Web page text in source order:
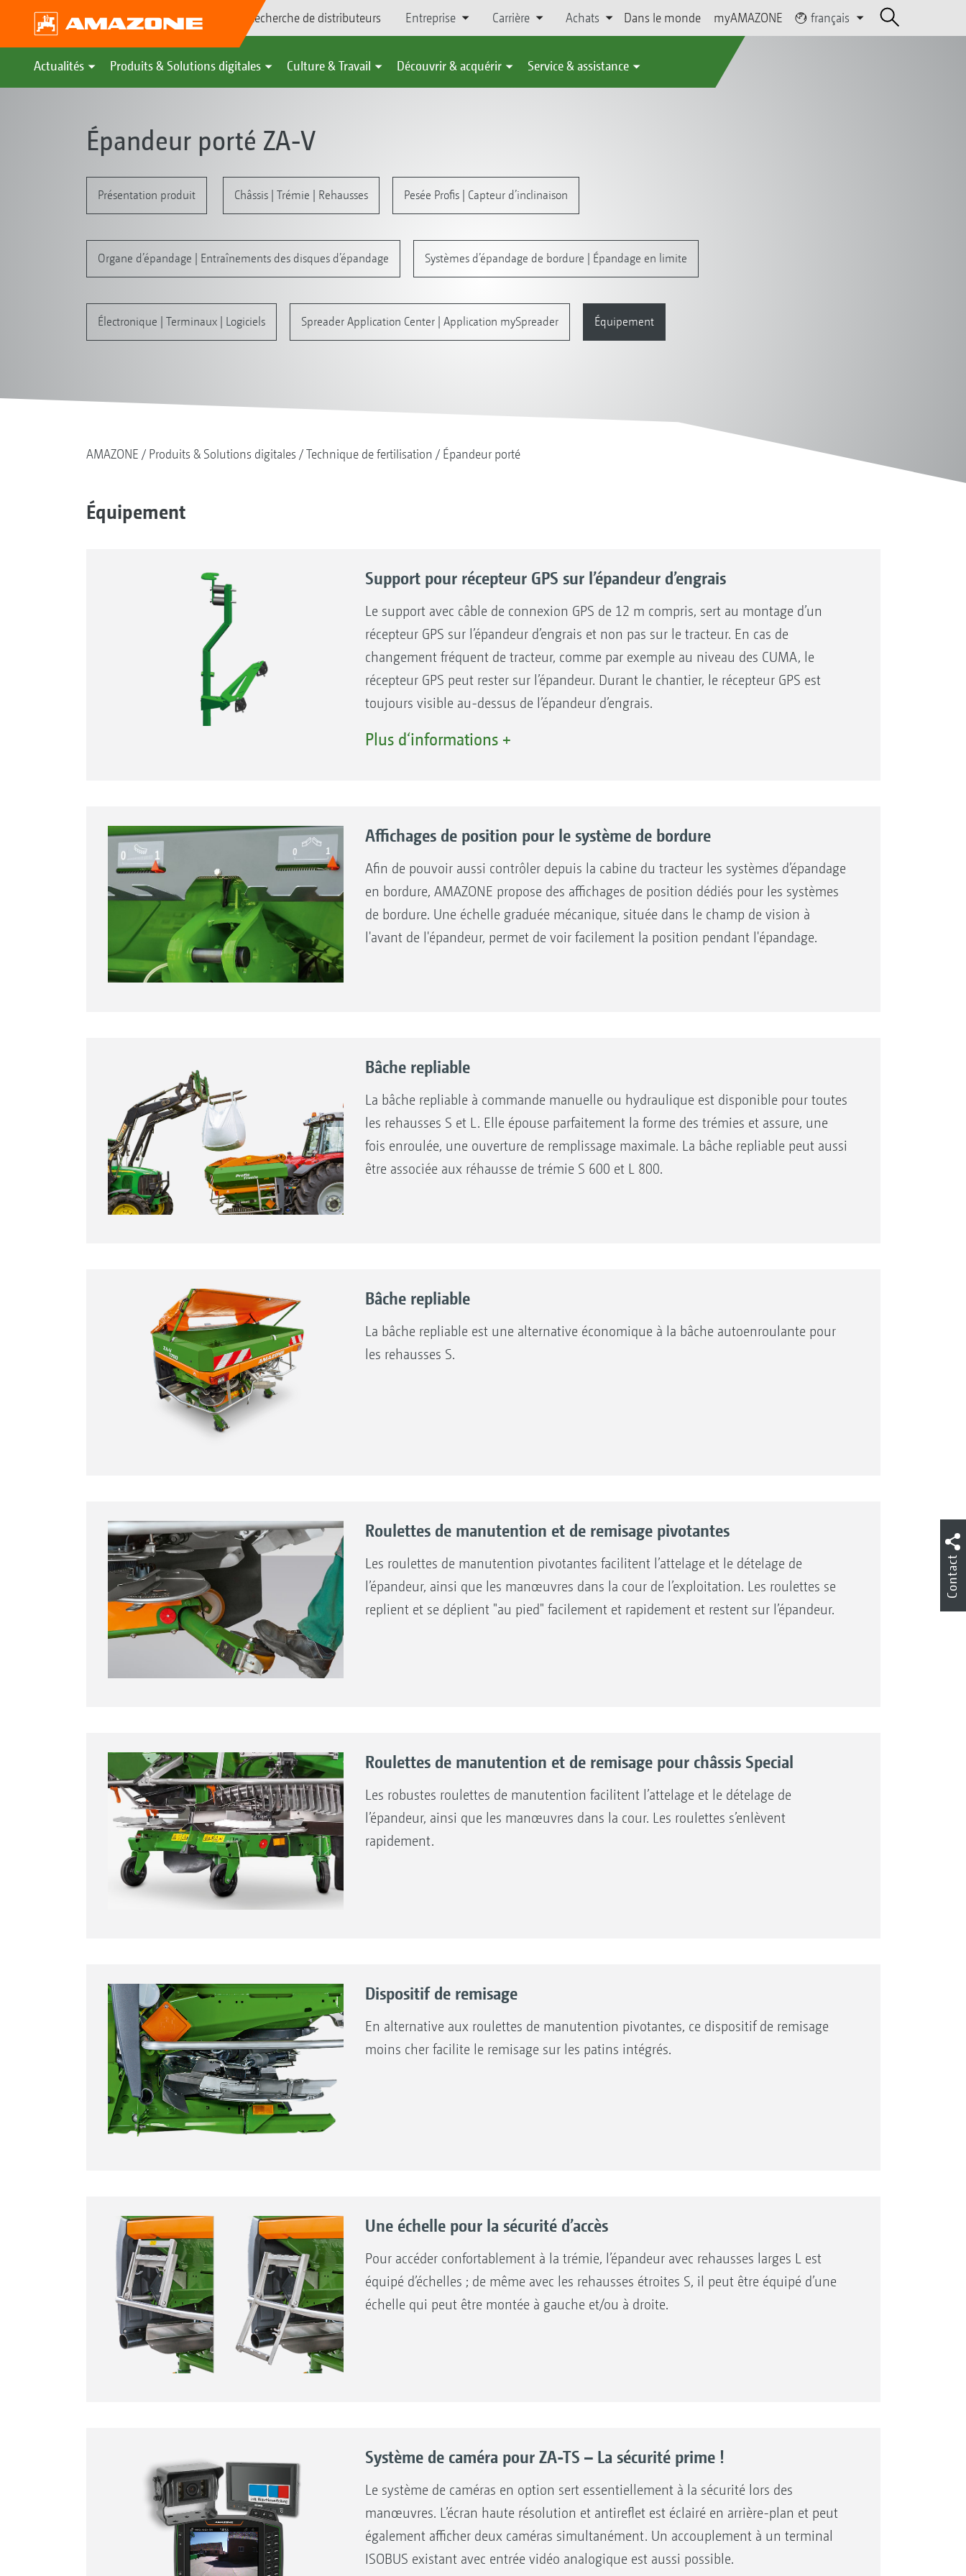
Recherche de distributeurs Entreprise Carrière Achats Dans le monde myAMAZONE français
Actualités Produits & Solutions digitales Culture & Travail Découvrir & acquérir Service & assistance
Épandeur porté ZA-V
Présentation produit Châssis | Trémie | Rehausses Pesée Profis | Capteur d’inclinaison
Organe d’épandage | Entraînements des disques d’épandage Systèmes d’épandage de bordure | Épandage en limite
Électronique | Terminaux | Logiciels Spreader Application Center | Application mySpreader Équipement
AMAZONE Produits & Solutions digitales Technique de fertilisation Épandeur porté
Équipement
Support pour récepteur GPS sur l’épandeur d’engrais
Le support avec câble de connexion GPS de 12 m compris, sert au montage d’un
récepteur GPS sur l’épandeur d’engrais et non pas sur le tracteur. En cas de
changement fréquent de tracteur, comme par exemple au niveau des CUMA, le
récepteur GPS peut rester sur l’épandeur. Durant le chantier, le récepteur GPS est
toujours visible au-dessus de l’épandeur d’engrais.
Plus d‘informations +
Affichages de position pour le système de bordure
Afin de pouvoir aussi contrôler depuis la cabine du tracteur les systèmes d’épandage
en bordure, AMAZONE propose des affichages de position dédiés pour les systèmes
de bordure. Une échelle graduée mécanique, située dans le champ de vision à
l'avant de l'épandeur, permet de voir facilement la position pendant l'épandage.
Bâche repliable
La bâche repliable à commande manuelle ou hydraulique est disponible pour toutes
les rehausses S et L. Elle épouse parfaitement la forme des trémies et assure, une
fois enroulée, une ouverture de remplissage maximale. La bâche repliable peut aussi
être associée aux réhausse de trémie S 600 et L 800.
Bâche repliable
La bâche repliable est une alternative économique à la bâche autoenroulante pour
les rehausses S.
Roulettes de manutention et de remisage pivotantes
Les roulettes de manutention pivotantes facilitent l’attelage et le dételage de
l’épandeur, ainsi que les manœuvres dans la cour de l’exploitation. Les roulettes se
replient et se déplient "au pied" facilement et rapidement et restent sur l’épandeur.
Roulettes de manutention et de remisage pour châssis Special
Les robustes roulettes de manutention facilitent l’attelage et le dételage de
l’épandeur, ainsi que les manœuvres dans la cour. Les roulettes s’enlèvent
rapidement.
Dispositif de remisage
En alternative aux roulettes de manutention pivotantes, ce dispositif de remisage
moins cher facilite le remisage sur les patins intégrés.
Une échelle pour la sécurité d’accès
Pour accéder confortablement à la trémie, l’épandeur avec rehausses larges L est
équipé d’échelles ; de même avec les rehausses étroites S, il peut être équipé d’une
échelle qui peut être montée à gauche et/ou à droite.
Système de caméra pour ZA-TS – La sécurité prime !
Le système de caméras en option sert essentiellement à la sécurité lors des
manœuvres. L’écran haute résolution et antireflet est éclairé en arrière-plan et peut
également afficher deux caméras simultanément. Un accouplement à un terminal
ISOBUS existant avec entrée vidéo analogique est aussi possible.
Contact